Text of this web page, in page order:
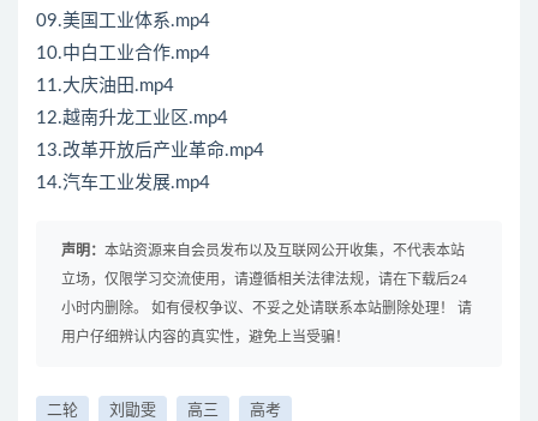
09.美国工业体系.mp4
10.中白工业合作.mp4
11.大庆油田.mp4
12.越南升龙工业区.mp4
13.改革开放后产业革命.mp4
14.汽车工业发展.mp4
声明： 本站资源来自会员发布以及互联网公开收集，不代表本站
立场，仅限学习交流使用，请遵循相关法律法规，请在下载后24
小时内删除。 如有侵权争议、不妥之处请联系本站删除处理！ 请
用户仔细辨认内容的真实性，避免上当受骗！
二轮 刘勖雯 高三 高考